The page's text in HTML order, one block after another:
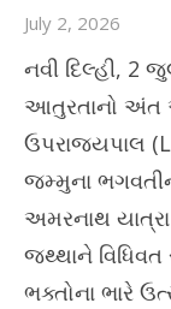
July 2, 2026
નવી દિલ્હી, 2
આતુરતાનો અંત
ઉપરાજ્યપાલ
જમ્મુના
અમરનાથ
જથ્થાને વિધિવત
ભક્તોના ભારે